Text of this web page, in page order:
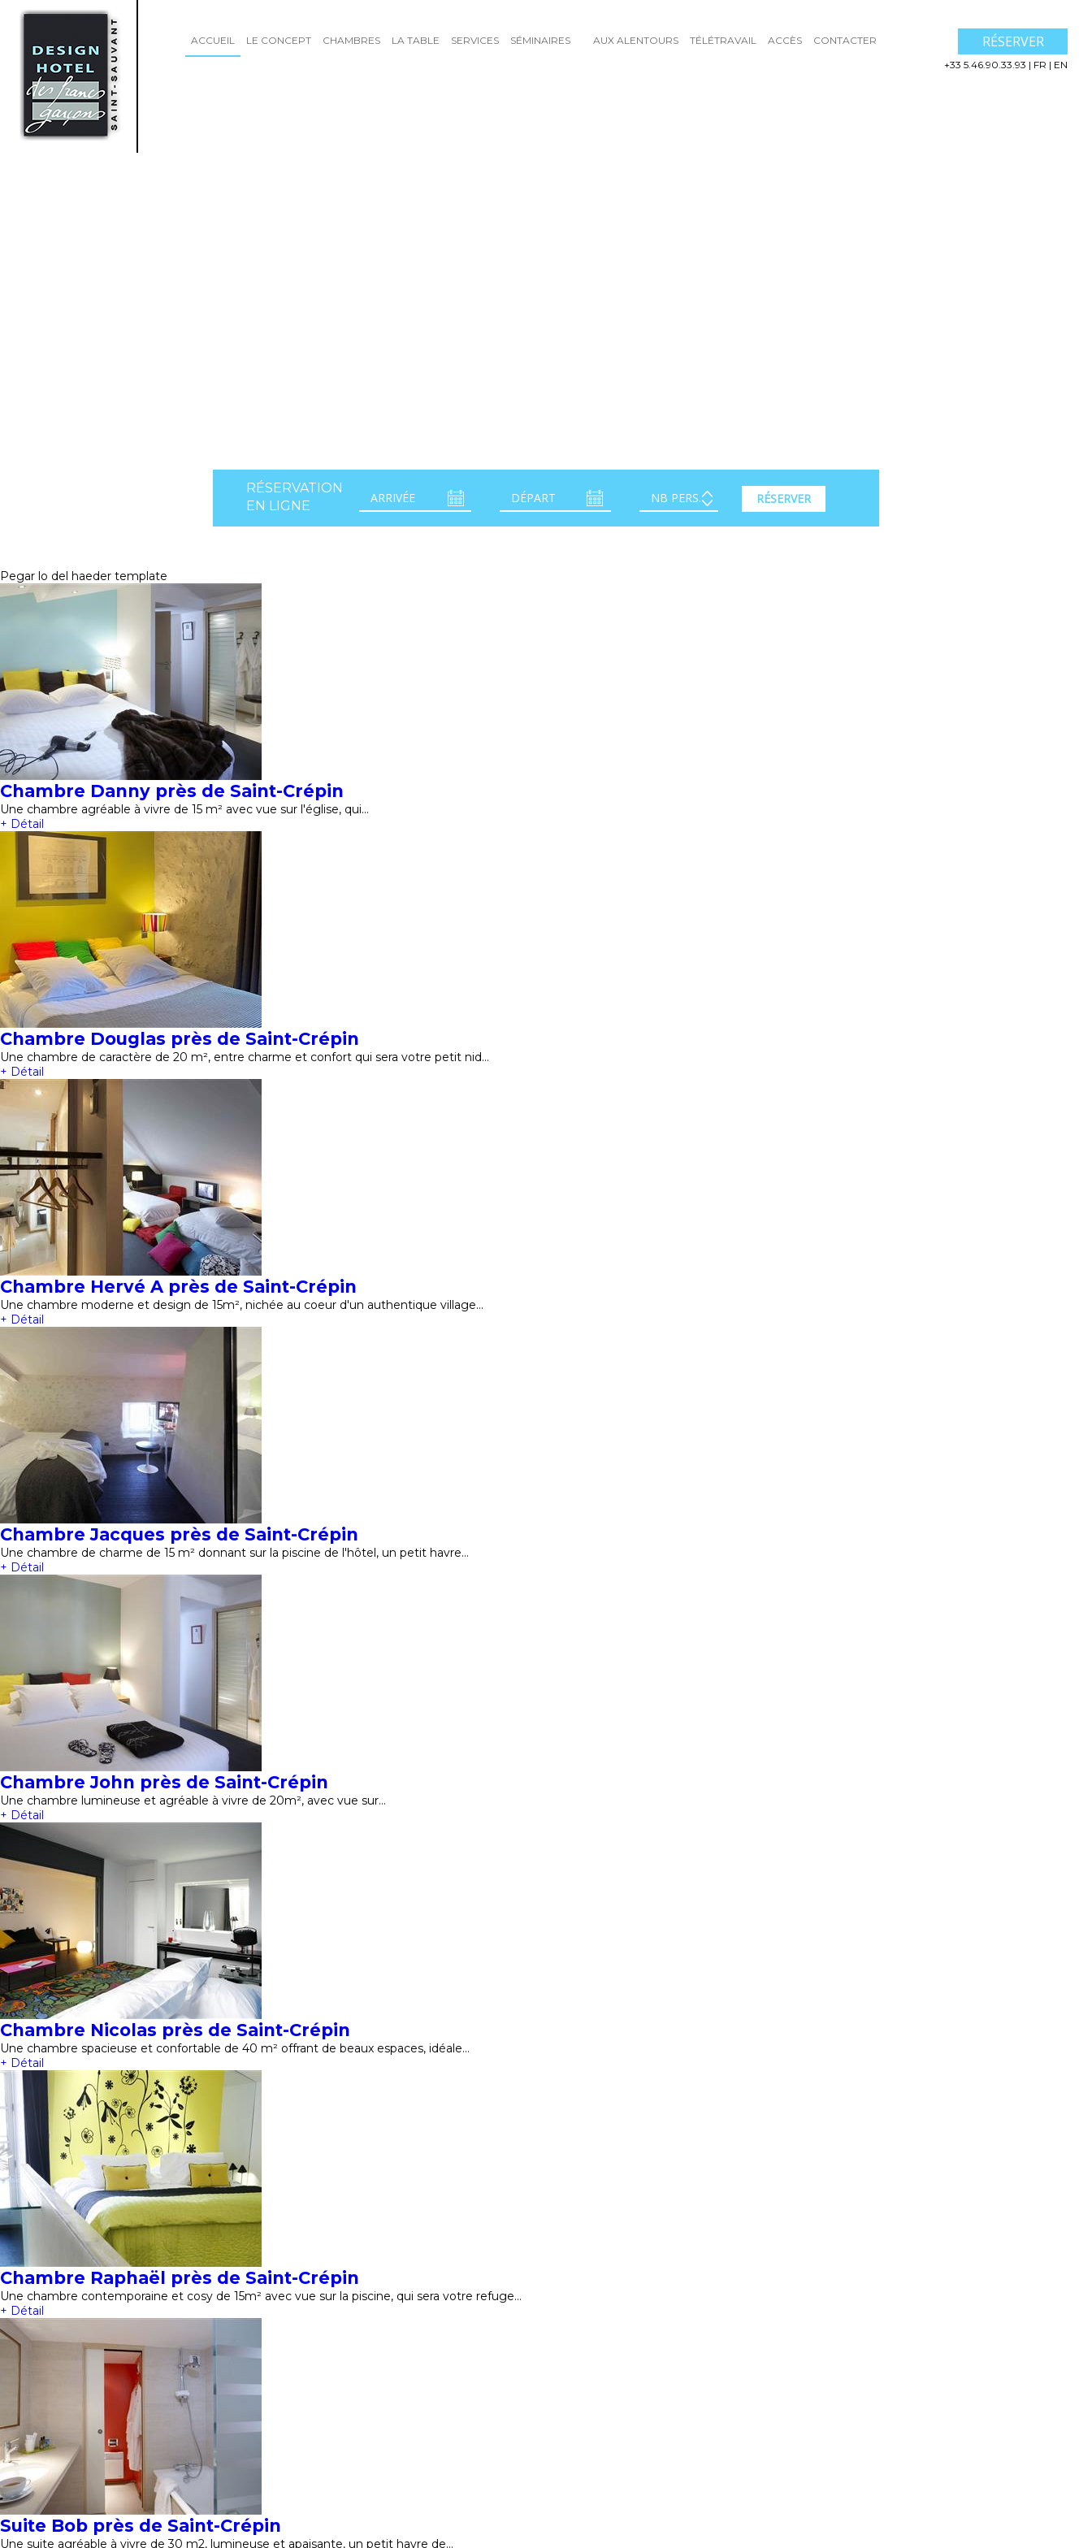
ACCUEIL LE CONCEPT CHAMBRES LA TABLE SERVICES SÉMINAIRES AUX ALENTOURS TÉLÉTRAVAIL ACCÈS CONTACTER RÉSERVER
+33 5.46.90.33.93 | FR | EN
RÉSERVATION
EN LIGNE
RÉSERVER
Pegar lo del haeder template
Chambre Danny près de Saint-Crépin
Une chambre agréable à vivre de 15 m² avec vue sur l'église, qui…
+ Détail
Chambre Douglas près de Saint-Crépin
Une chambre de caractère de 20 m², entre charme et confort qui sera votre petit nid…
+ Détail
Chambre Hervé A près de Saint-Crépin
Une chambre moderne et design de 15m², nichée au coeur d'un authentique village…
+ Détail
Chambre Jacques près de Saint-Crépin
Une chambre de charme de 15 m² donnant sur la piscine de l'hôtel, un petit havre…
+ Détail
Chambre John près de Saint-Crépin
Une chambre lumineuse et agréable à vivre de 20m², avec vue sur…
+ Détail
Chambre Nicolas près de Saint-Crépin
Une chambre spacieuse et confortable de 40 m² offrant de beaux espaces, idéale…
+ Détail
Chambre Raphaël près de Saint-Crépin
Une chambre contemporaine et cosy de 15m² avec vue sur la piscine, qui sera votre refuge…
+ Détail
Suite Bob près de Saint-Crépin
Une suite agréable à vivre de 30 m2, lumineuse et apaisante, un petit havre de…